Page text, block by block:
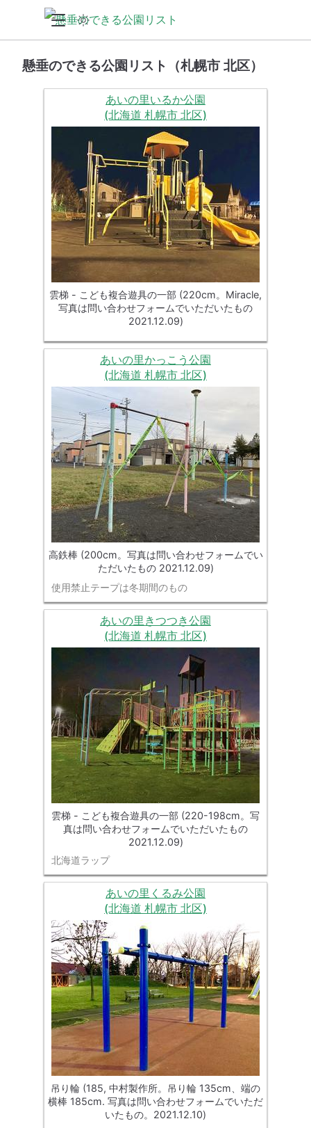
懸垂のできる公園リスト（札幌市 北区）
あいの里いるか公園
(北海道 札幌市 北区)
雲梯 - こども複合遊具の一部 (220cm。Miracle,
写真は問い合わせフォームでいただいたもの
2021.12.09)
あいの里かっこう公園
(北海道 札幌市 北区)
高鉄棒 (200cm。写真は問い合わせフォームでい
ただいたもの 2021.12.09)
使用禁止テープは冬期間のもの
あいの里きつつき公園
(北海道 札幌市 北区)
雲梯 - こども複合遊具の一部 (220-198cm。写
真は問い合わせフォームでいただいたもの
2021.12.09)
北海道ラップ
あいの里くるみ公園
(北海道 札幌市 北区)
吊り輪 (185, 中村製作所。吊り輪 135cm、端の
横棒 185cm. 写真は問い合わせフォームでいただ
いたもの。2021.12.10)